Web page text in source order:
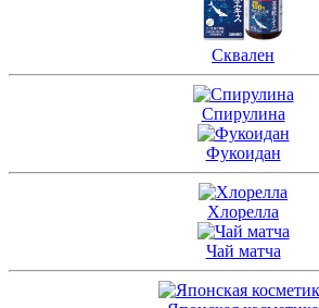
Сквален
Спирулина
Фукоидан
Хлорелла
Чай матча